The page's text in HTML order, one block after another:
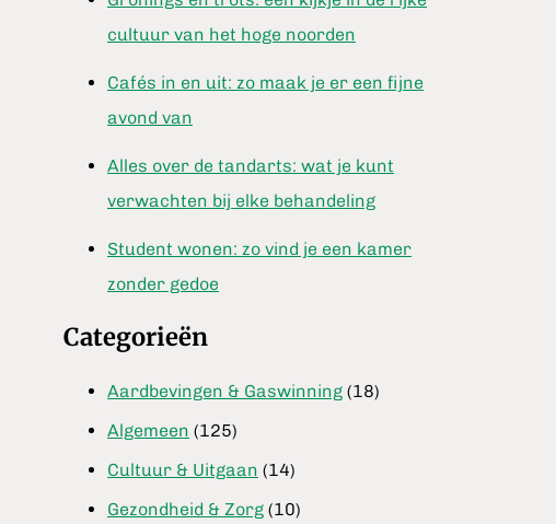
cultuur van het hoge noorden
Cafés in en uit: zo maak je er een fijne
avond van
Alles over de tandarts: wat je kunt
verwachten bij elke behandeling
Student wonen: zo vind je een kamer
zonder gedoe
Categorieën
Aardbevingen & Gaswinning (18)
Algemeen (125)
Cultuur & Uitgaan (14)
Gezondheid & Zorg (10)